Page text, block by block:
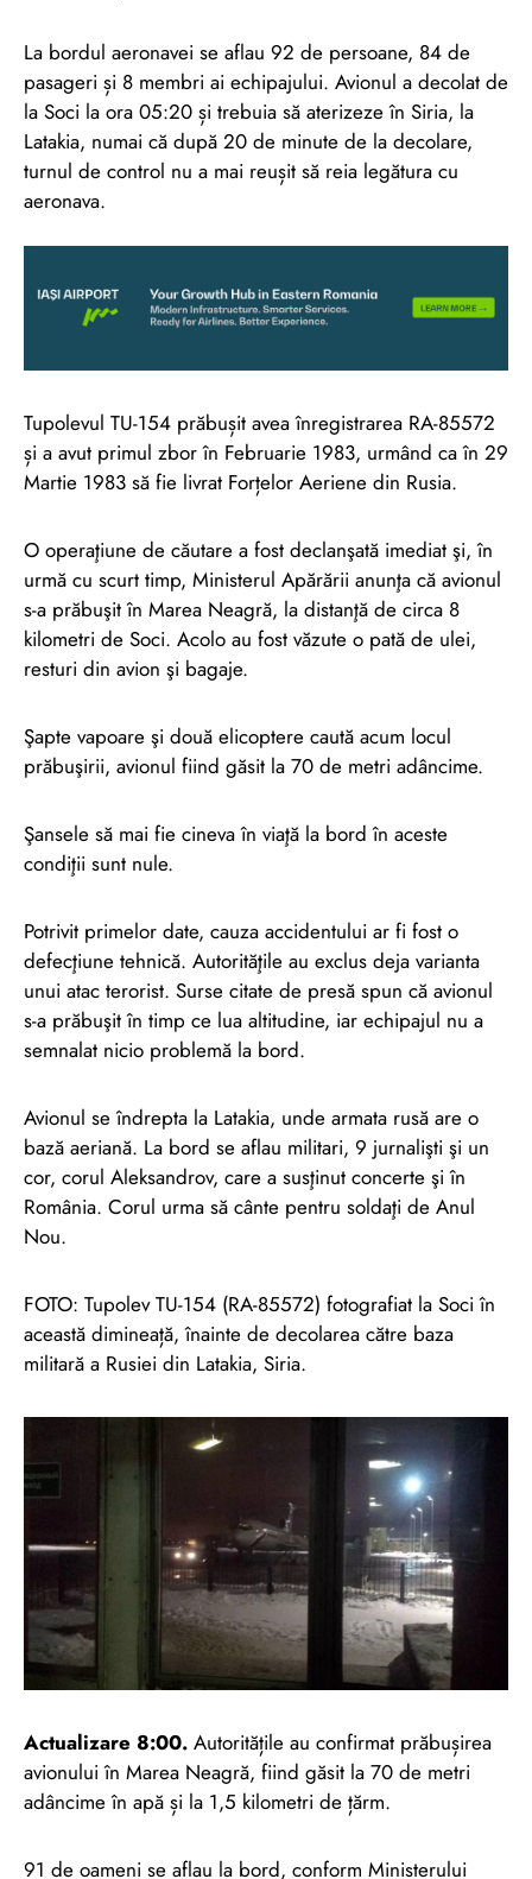
La bordul aeronavei se aflau 92 de persoane, 84 de
pasageri și 8 membri ai echipajului. Avionul a decolat de
la Soci la ora 05:20 și trebuia să aterizeze în Siria, la
Latakia, numai că după 20 de minute de la decolare,
turnul de control nu a mai reușit să reia legătura cu
aeronava.
Tupolevul TU-154 prăbușit avea înregistrarea RA-85572
și a avut primul zbor în Februarie 1983, urmând ca în 29
Martie 1983 să fie livrat Forțelor Aeriene din Rusia.
O operaţiune de căutare a fost declanşată imediat şi, în
urmă cu scurt timp, Ministerul Apărării anunţa că avionul
s-a prăbuşit în Marea Neagră, la distanţă de circa 8
kilometri de Soci. Acolo au fost văzute o pată de ulei,
resturi din avion şi bagaje.
Şapte vapoare şi două elicoptere caută acum locul
prăbuşirii, avionul fiind găsit la 70 de metri adâncime.
Şansele să mai fie cineva în viaţă la bord în aceste
condiţii sunt nule.
Potrivit primelor date, cauza accidentului ar fi fost o
defecţiune tehnică. Autorităţile au exclus deja varianta
unui atac terorist. Surse citate de presă spun că avionul
s-a prăbuşit în timp ce lua altitudine, iar echipajul nu a
semnalat nicio problemă la bord.
Avionul se îndrepta la Latakia, unde armata rusă are o
bază aeriană. La bord se aflau militari, 9 jurnalişti şi un
cor, corul Aleksandrov, care a susţinut concerte şi în
România. Corul urma să cânte pentru soldaţi de Anul
Nou.
FOTO: Tupolev TU-154 (RA-85572) fotografiat la Soci în
această dimineață, înainte de decolarea către baza
militară a Rusiei din Latakia, Siria.
Actualizare 8:00. Autoritățile au confirmat prăbușirea
avionului în Marea Neagră, fiind găsit la 70 de metri
adâncime în apă și la 1,5 kilometri de țărm.
91 de oameni se aflau la bord, conform Ministerului